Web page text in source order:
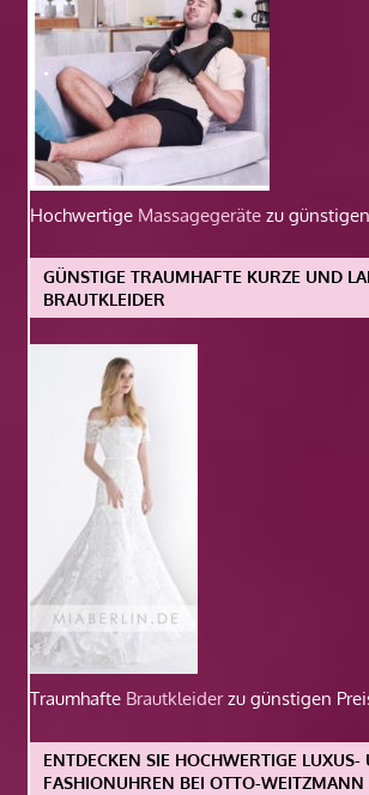
Hochwertige Massagegeräte zu
GÜNSTIGE TRAUMHAFTE KURZE UND
BRAUTKLEIDER
Traumhafte Brautkleiderzu günstigen
ENTDECKEN SIE HOCHWERTIGE LUXUS-
FASHIONUHREN BEI OTTO-WEITZMANN